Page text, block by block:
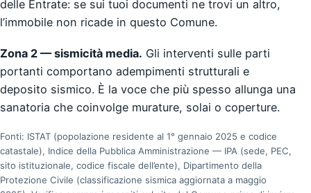
delle Entrate: se sui tuoi documenti ne trovi un altro,
l’immobile non ricade in questo Comune.
Zona 2 — sismicità media. Gli interventi sulle parti
portanti comportano adempimenti strutturali e
deposito sismico. È la voce che più spesso allunga una
sanatoria che coinvolge murature, solai o coperture.
Fonti: ISTAT (popolazione residente al 1° gennaio 2025 e codice
catastale), Indice della Pubblica Amministrazione — IPA (sede, PEC,
sito istituzionale, codice fiscale dell’ente), Dipartimento della
Protezione Civile (classificazione sismica aggiornata a maggio